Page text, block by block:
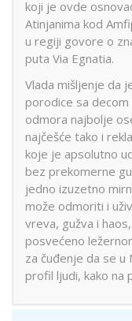
koji je ovde
Atinjanima kod
u regiji govore o
puta Via Egnatia.
Vlada mišljenje da
porodice sa
odmora najbolje
najčešće tako i
koje je apsolutno
bez prekomerne
jedno izuzetno
može odmoriti i
vreva, gužva i
posvećeno
za čuđenje da se u
profil ljudi, kako na